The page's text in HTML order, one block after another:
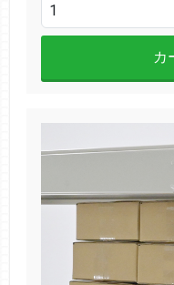
カ